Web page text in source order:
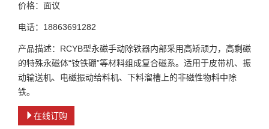
价格：面议
电话：18863691282
产品描述：RCYB型永磁手动除铁器内部采用高矫顽力，高剩磁
的特殊永磁体“钕铁硼”等材料组成复合磁系。适用于皮带机、振
动输送机、电磁振动给料机、下料溜槽上的非磁性物料中除
铁。
在线订购